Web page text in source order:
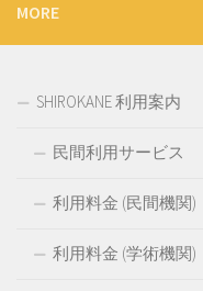
MORE
SHIROKANE 利用案内
民間利用サービス
利用料金 (民間機関)
利用料金 (学術機関)